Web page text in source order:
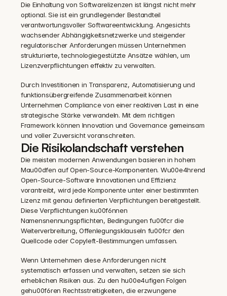
Die Einhaltung von Softwarelizenzen ist längst nicht mehr
optional. Sie ist ein grundlegender Bestandteil
verantwortungsvoller Softwareentwicklung. Angesichts
wachsender Abhängigkeitsnetzwerke und steigender
regulatorischer Anforderungen müssen Unternehmen
strukturierte, technologiegestützte Ansätze wählen, um
Lizenzverpflichtungen effektiv zu verwalten.
Durch Investitionen in Transparenz, Automatisierung und
funktionsübergreifende Zusammenarbeit können
Unternehmen Compliance von einer reaktiven Last in eine
strategische Stärke verwandeln. Mit dem richtigen
Framework können Innovation und Governance gemeinsam
und voller Zuversicht voranschreiten.
Die Risikolandschaft verstehen
Die meisten modernen Anwendungen basieren in hohem
Mau00dfen auf Open-Source-Komponenten. Wu00e4hrend
Open-Source-Software Innovationen und Effizienz
vorantreibt, wird jede Komponente unter einer bestimmten
Lizenz mit genau definierten Verpflichtungen bereitgestellt.
Diese Verpflichtungen ku00f6nnen
Namensnennungspflichten, Bedingungen fu00fcr die
Weiterverbreitung, Offenlegungsklauseln fu00fcr den
Quellcode oder Copyleft-Bestimmungen umfassen.
Wenn Unternehmen diese Anforderungen nicht
systematisch erfassen und verwalten, setzen sie sich
erheblichen Risiken aus. Zu den hu00e4ufigen Folgen
gehu00f6ren Rechtsstreitigkeiten, die erzwungene